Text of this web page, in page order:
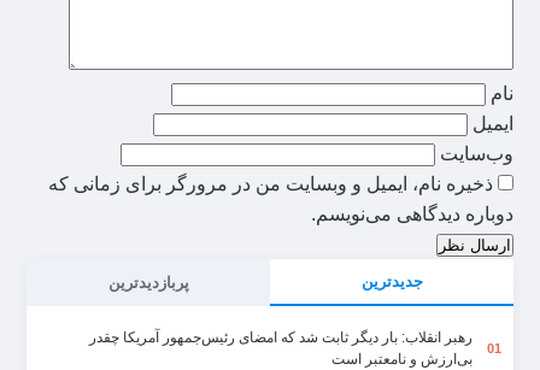
جدیدترین پربازدیدترین
01
رهبر انقلاب: بار دیگر ثابت شد که امضای رئیس‌جمهور آمریکا چقدر
بی‌ارزش و نامعتبر است
نام
ایمیل
وب‌سایت
ذخیره نام، ایمیل و وبسایت من در مرورگر برای زمانی که
دوباره دیدگاهی می‌نویسم.
ارسال نظر